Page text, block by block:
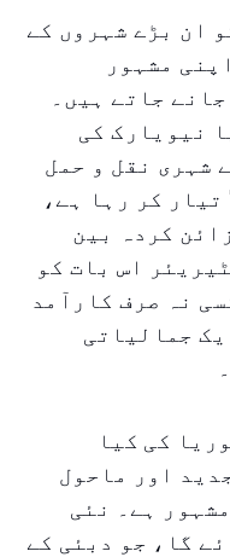
ان بڑے شہروں کے
مشہور
جاتے ہیں۔
نیویارک کی
شہری نقل و حمل
کر رہا ہے،
کردہ بین
اس بات کو
نہ صرف کارآمد
جمالیاتی
کی کیا
اور ماحول
ہے۔ نئی
گا، جو دبئی کے